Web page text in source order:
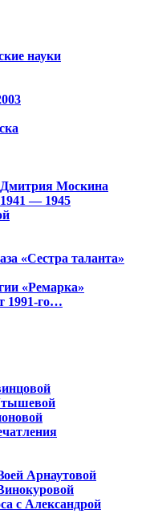
науки
Дмитрия Москина
— 1945
«Сестра таланта»
«Ремарка»
1991-го…
Арнаутовой
с Александрой